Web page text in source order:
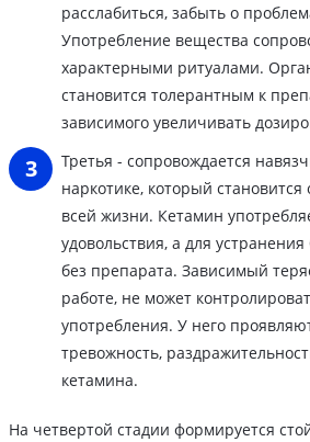
расслабиться, забыть о
Употребление вещества
характерными ритуалами.
становится толерантным к
зависимого увеличивать
Третья - сопровождается
наркотике, который
всей жизни. Кетамин
удовольствия, а для
без препарата. Зависимый
работе, не может
употребления. У него
тревожность,
кетамина.
На четвертой стадии формируется